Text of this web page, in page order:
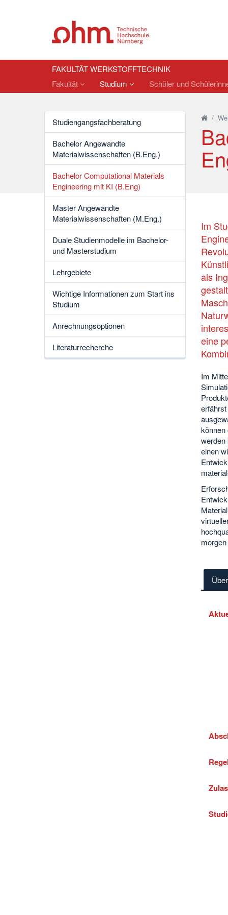
FAKULTÄT WERKSTOFFTECHNIK
Fakultät
Studium Schüler und
Studiengangsfachberatung
Bachelor Angewandte
Materialwissenschaften (B.Eng.)
Bachelor Computational Materials
Engineering mit KI (B.Eng)
Master Angewandte
Materialwissenschaften (M.Eng.)
Duale Studienmodelle im Bachelor-
und Masterstudium
Lehrgebiete
Wichtige Informationen zum Start ins
Studium
Anrechnungsoptionen
Literaturrecherche
/
Im
als
eine
Im
können
werden
einen